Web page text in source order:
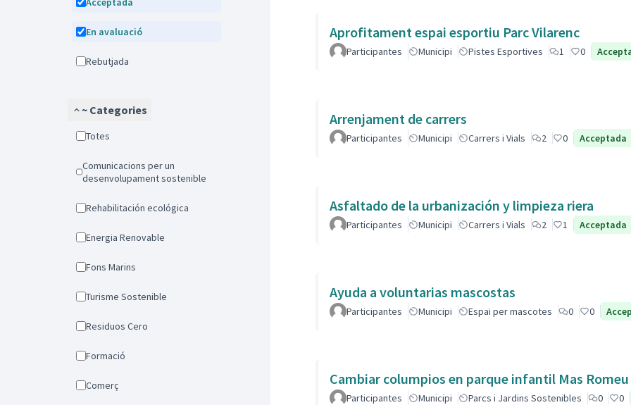
En avaluació
Rebutjada
~ Categories
Totes
Comunicacions per un
desenvolupament sostenible
Rehabilitación ecológica
Energia Renovable
Fons Marins
Turisme Sostenible
Residuos Cero
Formació
Comerç
Aprofitament espai esportiu Parc Vilarenc
Participantes Municipi Pistes Esportives 1 0
Arrenjament de carrers
Participantes Municipi Carrers i Vials 2 0 Acceptada
Asfaltado de la urbanización y limpieza riera
Participantes Municipi Carrers i Vials 2 1 Acceptada
Ayuda a voluntarias mascostas
Participantes Municipi Espai per mascotes 0 0
Cambiar columpios en parque infantil Mas Romeu
Participantes Municipi Parcs i Jardins Sostenibles 0 0